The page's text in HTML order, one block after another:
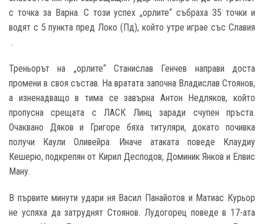
с точка за Варна. С този успех „орлите“ събраха 35 точки и
водят с 5 пункта пред Локо (Пд), който утре играе със Славия
.
Треньорът на „орлите“ Станислав Генчев направи доста
промени в своя състав. На вратата започна Владислав Стоянов,
а изненадващо в тима се завърна Антон Недляков, който
пропусна срещата с ЛАСК Линц заради счупен пръста.
Очаквано Дяков и Григоре бяха титуляри, докато почивка
получи Каули Оливейра. Иначе атаката поведе Клаудиу
Кешерю, подкрепян от Кирил Десподов, Доминик Янков и Елвис
Ману.
В първите минути удари ня Васил Панайотов и Матиас Курьор
не успяха да затруднят Стоянов. Лудогорец поведе в 17-ата